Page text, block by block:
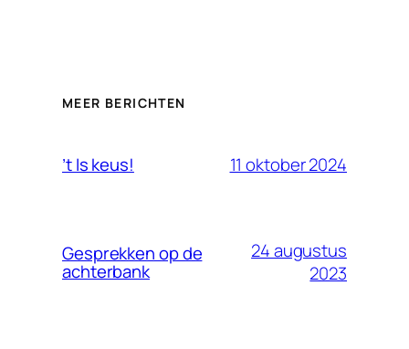
MEER BERICHTEN
’t Is keus! 11 oktober 2024
Gesprekken op de
achterbank
24 augustus
2023